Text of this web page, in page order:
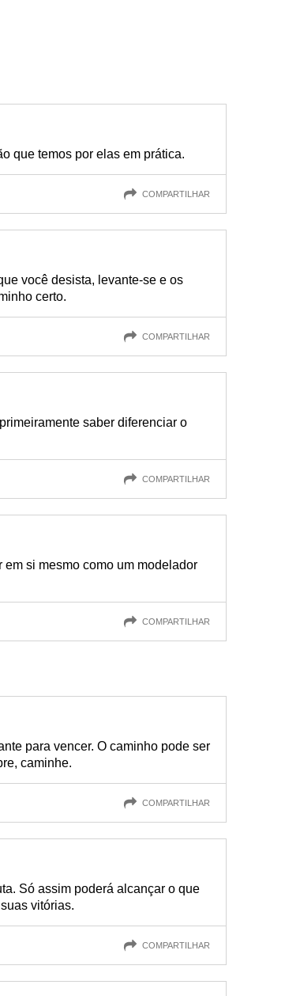
que temos por elas em prática.
COMPARTILHAR
você desista, levante-se e os
certo.
COMPARTILHAR
saber diferenciar o
COMPARTILHAR
si mesmo como um modelador
COMPARTILHAR
para vencer. O caminho pode ser
caminhe.
COMPARTILHAR
Só assim poderá alcançar o que
vitórias.
COMPARTILHAR